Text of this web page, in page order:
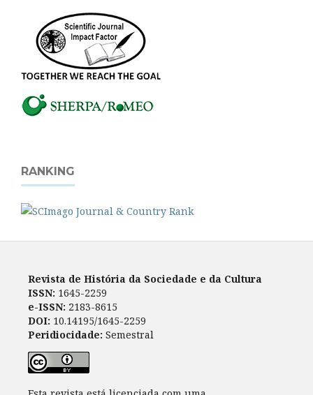
RANKING
Revista de História da Sociedade e da Cultura
ISSN: 1645-2259
e-ISSN: 2183-8615
DOI: 10.14195/1645-2259
Peridiocidade: Semestral